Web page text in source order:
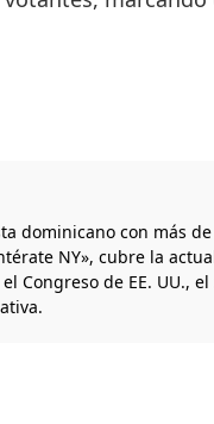
dominicano con más
NY», cubre la
Congreso de EE. UU.,